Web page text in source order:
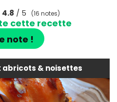
4.8 / 5 (16 notes)
cette recette
note !
abricots & noisettes